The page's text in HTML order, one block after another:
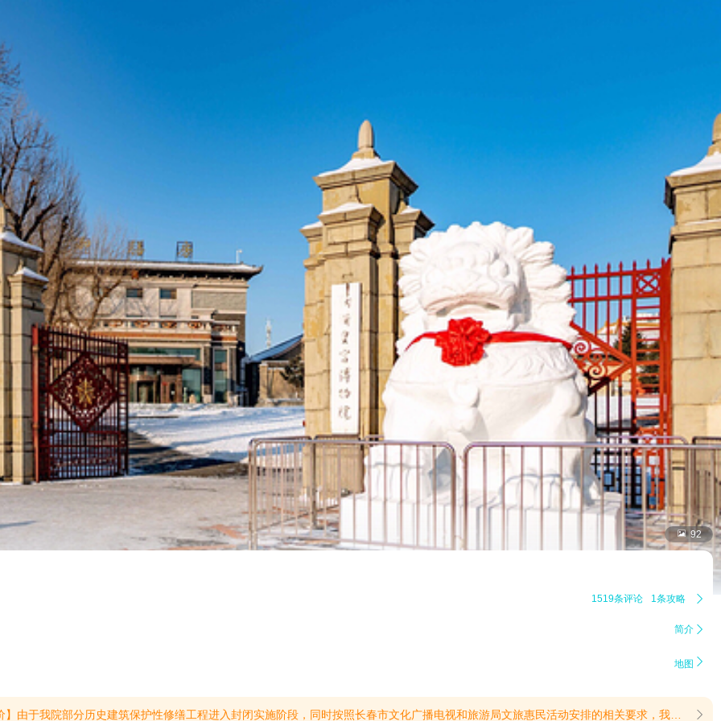
 92
1519条评论 1条攻略 
简介 
地图 
调整标准成人票由原70元/人临时调整为60元/人，其他各类优惠政策保持不变。三、温馨提示1.计划于7月22日及以后来院参观的观众请于7月21日16:30后通过伪满皇宫博物院官方渠道购票。2.施工期间宫内府、莱薰门、兴运门、迎晖门阶段性封闭，部分区域暂不开放，请您出行前关注景区官方通知，合理规划游览路线。由此给您带来的不便，敬请谅解，感谢您的理解与支持！(提示有效期2026/7/18至2026/9/30)【应届中高考活动】凡是2026年应届中高考的同学，均可携带本人准考证和身份证，免费参观伪满皇宫博物院。活动时间:2026年6月10日一8月30日。咨询电话:0431-82866611(提示有效期2026/6/10至2026/8/30)【东北超活动】请持“东北超票根”的游客前往游客服务中心“东北超等特殊票专用窗口”享受优惠票价。咨询电话:0431-82866611(提示有效期2026/6/10至2026/8/30) 